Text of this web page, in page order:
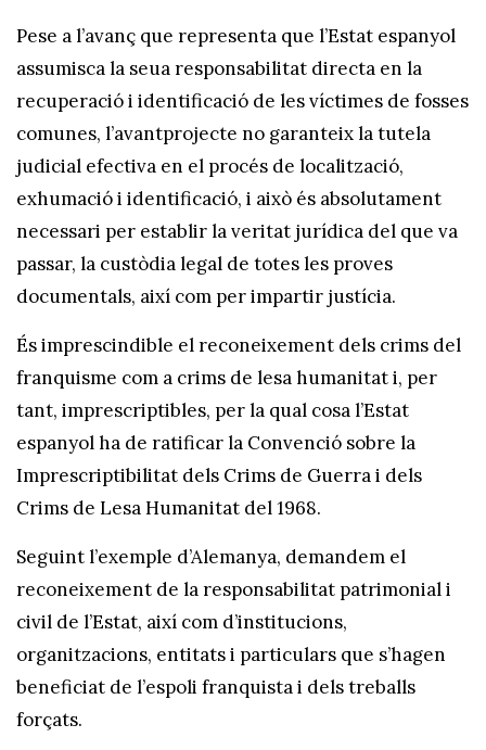
Pese a l’avanç que representa que l’Estat espanyol
assumisca la seua responsabilitat directa en la
recuperació i identificació de les víctimes de fosses
comunes, l’avantprojecte no garanteix la tutela
judicial efectiva en el procés de localització,
exhumació i identificació, i això és absolutament
necessari per establir la veritat jurídica del que va
passar, la custòdia legal de totes les proves
documentals, així com per impartir justícia.
És imprescindible el reconeixement dels crims del
franquisme com a crims de lesa humanitat i, per
tant, imprescriptibles, per la qual cosa l’Estat
espanyol ha de ratificar la Convenció sobre la
Imprescriptibilitat dels Crims de Guerra i dels
Crims de Lesa Humanitat del 1968.
Seguint l’exemple d’Alemanya, demandem el
reconeixement de la responsabilitat patrimonial i
civil de l’Estat, així com d’institucions,
organitzacions, entitats i particulars que s’hagen
beneficiat de l’espoli franquista i dels treballs
forçats.